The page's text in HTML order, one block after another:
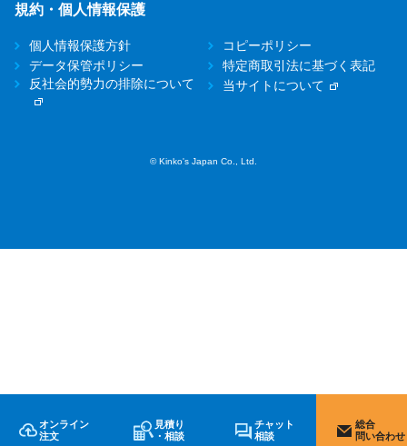
オンライン
注文
見積り
・相談
チャット
相談
総合
問い合わせ
規約・個人情報保護
個人情報保護方針
コピーポリシー
データ保管ポリシー
特定商取引法に基づく表記
反社会的勢力の排除について
当サイトについて
© Kinko's Japan Co., Ltd.